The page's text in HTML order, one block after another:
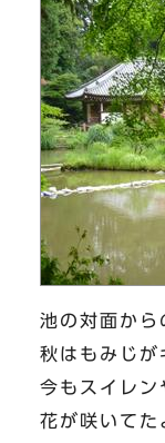
池の対面から
秋はもみじが
今もスイレン
花が咲いてた